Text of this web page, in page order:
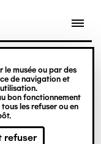
le musée ou par des
de navigation et
bon fonctionnement
les refuser ou en
refuser
LaM Lille
d’art